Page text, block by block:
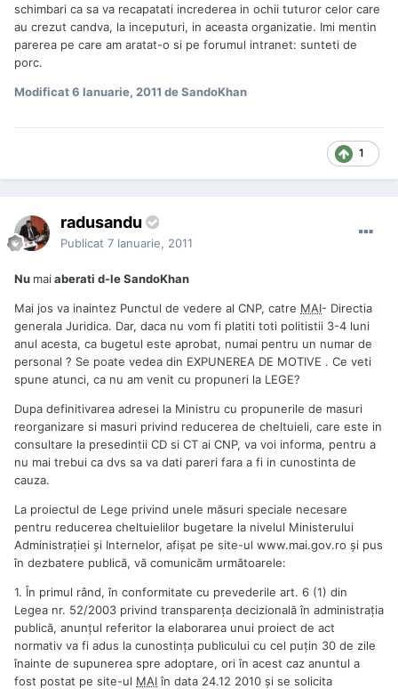
schimbari ca sa va recapatati increderea in ochii tuturor celor care
au crezut candva, la inceputuri, in aceasta organizatie. Imi mentin
parerea pe care am aratat-o si pe forumul intranet: sunteti de
porc.
Modificat6 Ianuarie, 2011 de SandoKhan
1
radusandu
Publicat 7 Ianuarie, 2011
Nu mai aberati d-le SandoKhan
Mai jos va inaintez Punctul de vedere al CNP, catre MAI- Directia
generala Juridica. Dar, daca nu vom fi platiti toti politistii 3-4 luni
anul acesta, ca bugetul este aprobat, numai pentru un numar de
personal ? Se poate vedea din EXPUNEREA DE MOTIVE . Ce veti
spune atunci, ca nu am venit cu propuneri la LEGE?
Dupa definitivarea adresei la Ministru cu propunerile de masuri
reorganizare si masuri privind reducerea de cheltuieli, care este in
consultare la presedintii CD si CT ai CNP, va voi informa, pentru a
nu mai trebui ca dvs sa va dati pareri fara a fi in cunostinta de
cauza.
La proiectul de Lege privind unele măsuri speciale necesare
pentru reducerea cheltuielilor bugetare la nivelul Ministerului
Administraţiei şi Internelor, afişat pe site-ul www.mai.gov.ro şi pus
în dezbatere publică, vă comunicăm următoarele:
1. În primul rând, în conformitate cu prevederile art. 6 (1) din
Legea nr. 52/2003 privind transparenţa decizională în administraţia
publică, anunţul referitor la elaborarea unui proiect de act
normativ va fi adus la cunostinţa publicului cu cel puţin 30 de zile
înainte de supunerea spre adoptare, ori în acest caz anuntul a
fost postat pe site-ul MAIîn data 24.12 2010 şi se solicita